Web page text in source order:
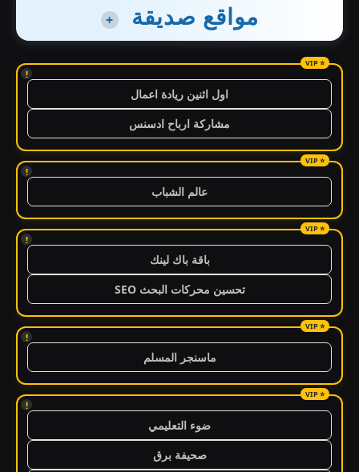
مواقع صديقة +
!
اول اثنين ريادة اعمال
مشاركة ارباح ادسنس
!
عالم الشباب
!
باقة باك لينك
تحسين محركات البحث SEO
!
ماسنجر المسلم
!
ضوء التعليمي
صحيفة برق